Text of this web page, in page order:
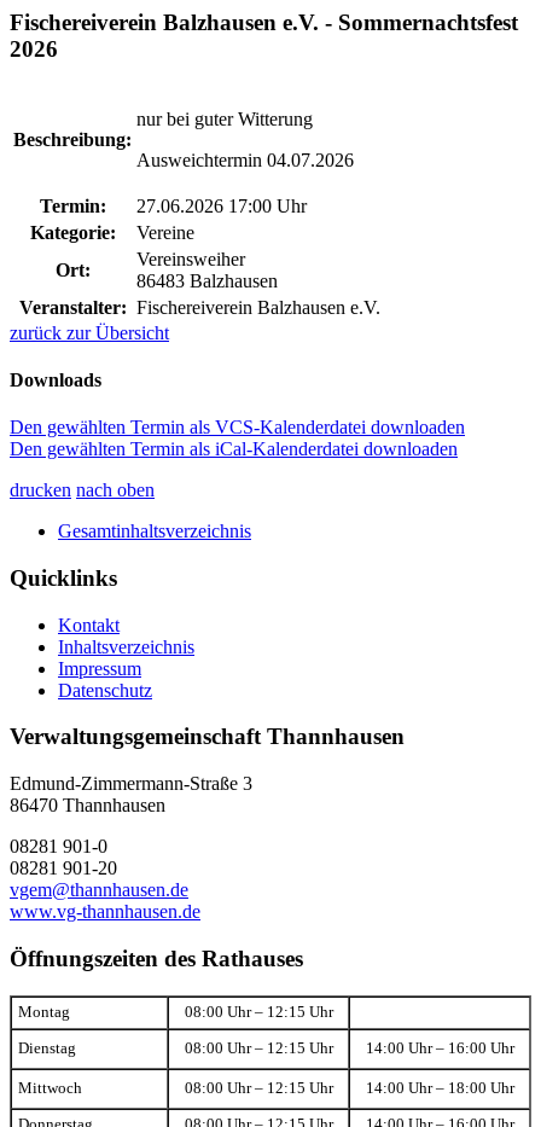
Fischereiverein Balzhausen e.V. - Sommernachtsfest
2026
Beschreibung:
nur bei guter Witterung
Ausweichtermin 04.07.2026
Termin:
27.06.2026 17:00 Uhr
Kategorie:
Vereine
Ort:
Vereinsweiher
86483 Balzhausen
Veranstalter: Fischereiverein Balzhausen e.V.
zurück zur Übersicht
Downloads
Den gewählten Termin als VCS-Kalenderdatei downloaden
Den gewählten Termin als iCal-Kalenderdatei downloaden
drucken nach oben
Gesamtinhaltsverzeichnis
Quicklinks
Kontakt
Inhaltsverzeichnis
Impressum
Datenschutz
Verwaltungsgemeinschaft Thannhausen
Edmund-Zimmermann-Straße 3
86470 Thannhausen
08281 901-0
08281 901-20
vgem@thannhausen.de
www.vg-thannhausen.de
Öffnungszeiten des Rathauses
Montag 08:00 Uhr – 12:15 Uhr
Dienstag 08:00 Uhr – 12:15 Uhr 14:00 Uhr – 16:00 Uhr
Mittwoch 08:00 Uhr – 12:15 Uhr 14:00 Uhr – 18:00 Uhr